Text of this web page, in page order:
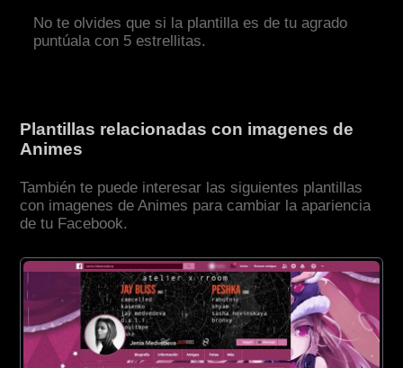
No te olvides que si la plantilla es de tu agrado
puntúala con 5 estrellitas.
Plantillas relacionadas con imagenes de
Animes
También te puede interesar las siguientes plantillas
con imagenes de Animes para cambiar la apariencia
de tu Facebook.